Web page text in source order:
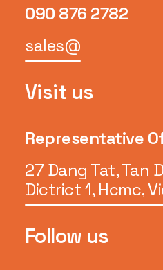
090 876 2782
sales@
Visit us
Representative
27 Dang Tat, Tan
Dictrict 1, Hcmc,
Follow us